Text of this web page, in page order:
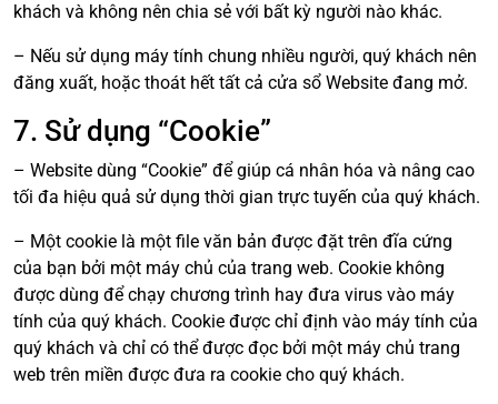
khách và không nên chia sẻ với bất kỳ người nào khác.
– Nếu sử dụng máy tính chung nhiều người, quý khách nên
đăng xuất, hoặc thoát hết tất cả cửa sổ Website đang mở.
7. Sử dụng “Cookie”
– Website dùng “Cookie” để giúp cá nhân hóa và nâng cao
tối đa hiệu quả sử dụng thời gian trực tuyến của quý khách.
– Một cookie là một file văn bản được đặt trên đĩa cứng
của bạn bởi một máy chủ của trang web. Cookie không
được dùng để chạy chương trình hay đưa virus vào máy
tính của quý khách. Cookie được chỉ định vào máy tính của
quý khách và chỉ có thể được đọc bởi một máy chủ trang
web trên miền được đưa ra cookie cho quý khách.